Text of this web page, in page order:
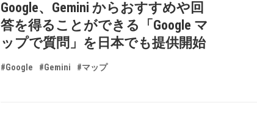
Google、Gemini からおすすめや回
答を得ることができる「Google マ
ップで質問」を日本でも提供開始
#Google #Gemini #マップ